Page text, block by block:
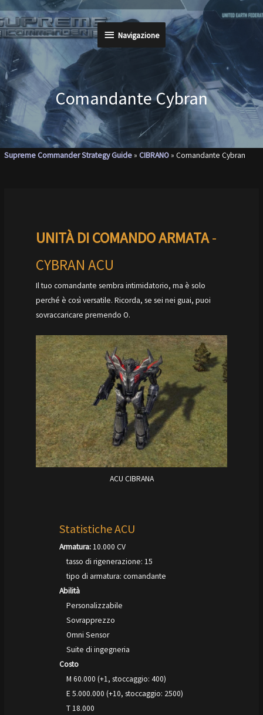
al
contenuto
Navigazione
Navigazione
Comandante Cybran
Supreme Commander Strategy Guide»CIBRANO»Comandante Cybran
UNITÀ DI COMANDO ARMATA-
CYBRAN ACU
Il tuo comandante sembra intimidatorio, ma è solo
perché è così versatile. Ricorda, se sei nei guai, puoi
sovraccaricare premendo O.
ACU CIBRANA
Statistiche ACU
Armatura:10.000 CV
tasso di rigenerazione: 15
tipo di armatura: comandante
Abilità
Personalizzabile
Sovrapprezzo
Omni Sensor
Suite di ingegneria
Costo
M 60.000 (+1, stoccaggio: 400)
E 5.000.000 (+10, stoccaggio: 2500)
T 18.000